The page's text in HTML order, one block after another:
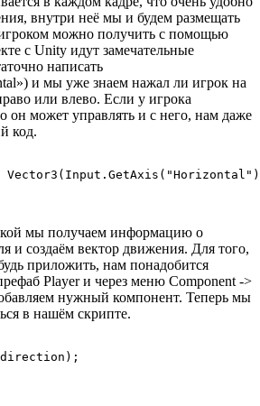
внутри неё мы и будем размещать
можно получить с помощью
с Unity идут замечательные
написать
и мы уже знаем нажал ли игрок на
или влево. Если у игрока
он может управлять и с него, нам даже
код.
мы получаем информацию о
и создаём вектор движения. Для того,
приложить, нам понадобится
Player и через меню Component ->
нужный компонент. Теперь мы
в нашём скрипте.